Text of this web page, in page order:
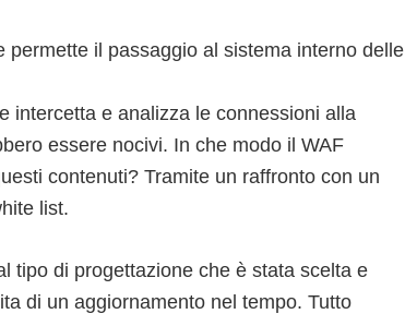
permette il passaggio al sistema interno delle
intercetta e analizza le connessioni alla
essere nocivi. In che modo il WAF
contenuti? Tramite un raffronto con un
list.
tipo di progettazione che è stata scelta e
di un aggiornamento nel tempo. Tutto